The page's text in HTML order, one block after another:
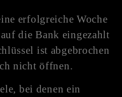
erfolgreiche Woche
die Bank eingezahlt
ist abgebrochen
nicht öffnen.
bei denen ein